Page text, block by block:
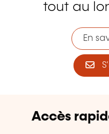
tout au
En
Accès